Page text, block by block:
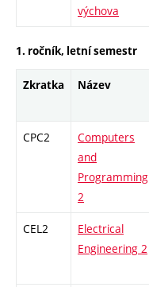
výchova
1. ročník, letní semestr
Zkratka Název
CPC2
Computers
and
Programming
2
CEL2
Electrical
Engineering 2